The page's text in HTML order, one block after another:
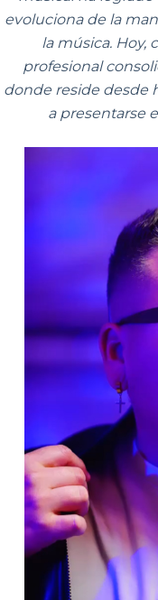
evoluciona de la
la música. Hoy,
profesional
donde reside desde
a presentarse